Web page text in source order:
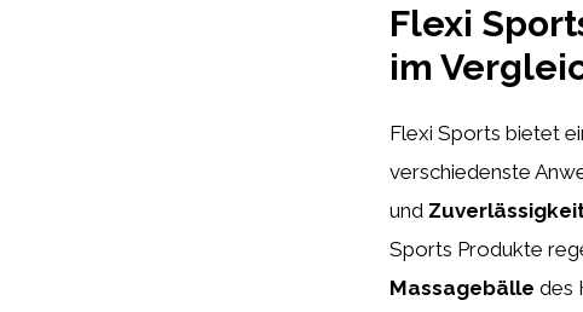
Flexi
im
Flexi Sports bietet
verschiedenste
und
Sports Produkte
Massagebälle des